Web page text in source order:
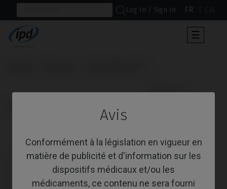
Avis
Conformément à la législation en vigueur en
matière de publicité et d'information sur les
dispositifs médicaux et/ou les
médicaments, ce contenu ne sera fourni
Log In / Sign In FR
Toggle
☰
                      Multi-Unit